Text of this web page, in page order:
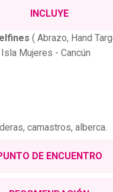
INCLUYE
( Abrazo, Hand
Mujeres - Cancún
camastros, alberca.
DE ENCUENTRO